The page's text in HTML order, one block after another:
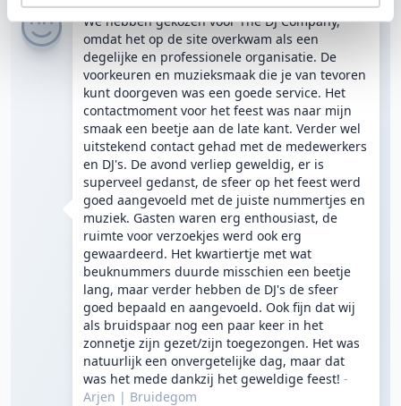
We hebben gekozen voor The DJ Company,
omdat het op de site overkwam als een
degelijke en professionele organisatie. De
voorkeuren en muzieksmaak die je van tevoren
kunt doorgeven was een goede service. Het
contactmoment voor het feest was naar mijn
smaak een beetje aan de late kant. Verder wel
uitstekend contact gehad met de medewerkers
en DJ's. De avond verliep geweldig, er is
superveel gedanst, de sfeer op het feest werd
goed aangevoeld met de juiste nummertjes en
muziek. Gasten waren erg enthousiast, de
ruimte voor verzoekjes werd ook erg
gewaardeerd. Het kwartiertje met wat
beuknummers duurde misschien een beetje
lang, maar verder hebben de DJ's de sfeer
goed bepaald en aangevoeld. Ook fijn dat wij
als bruidspaar nog een paar keer in het
zonnetje zijn gezet/zijn toegezongen. Het was
natuurlijk een onvergetelijke dag, maar dat
was het mede dankzij het geweldige feest! -
Arjen | Bruidegom